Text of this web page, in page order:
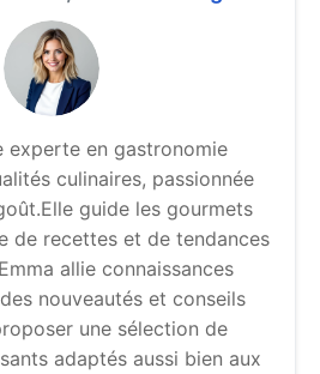
experte en gastronomie
culinaires, passionnée
guide les gourmets
de recettes et de tendances
allie connaissances
nouveautés et conseils
une sélection de
adaptés aussi bien aux